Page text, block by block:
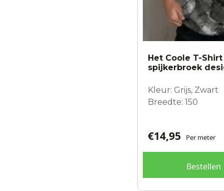
Het Coole T-
spijkerbroek
Kleur: Grijs, Zwart
Breedte: 150
€14,95 Per meter
Bestellen